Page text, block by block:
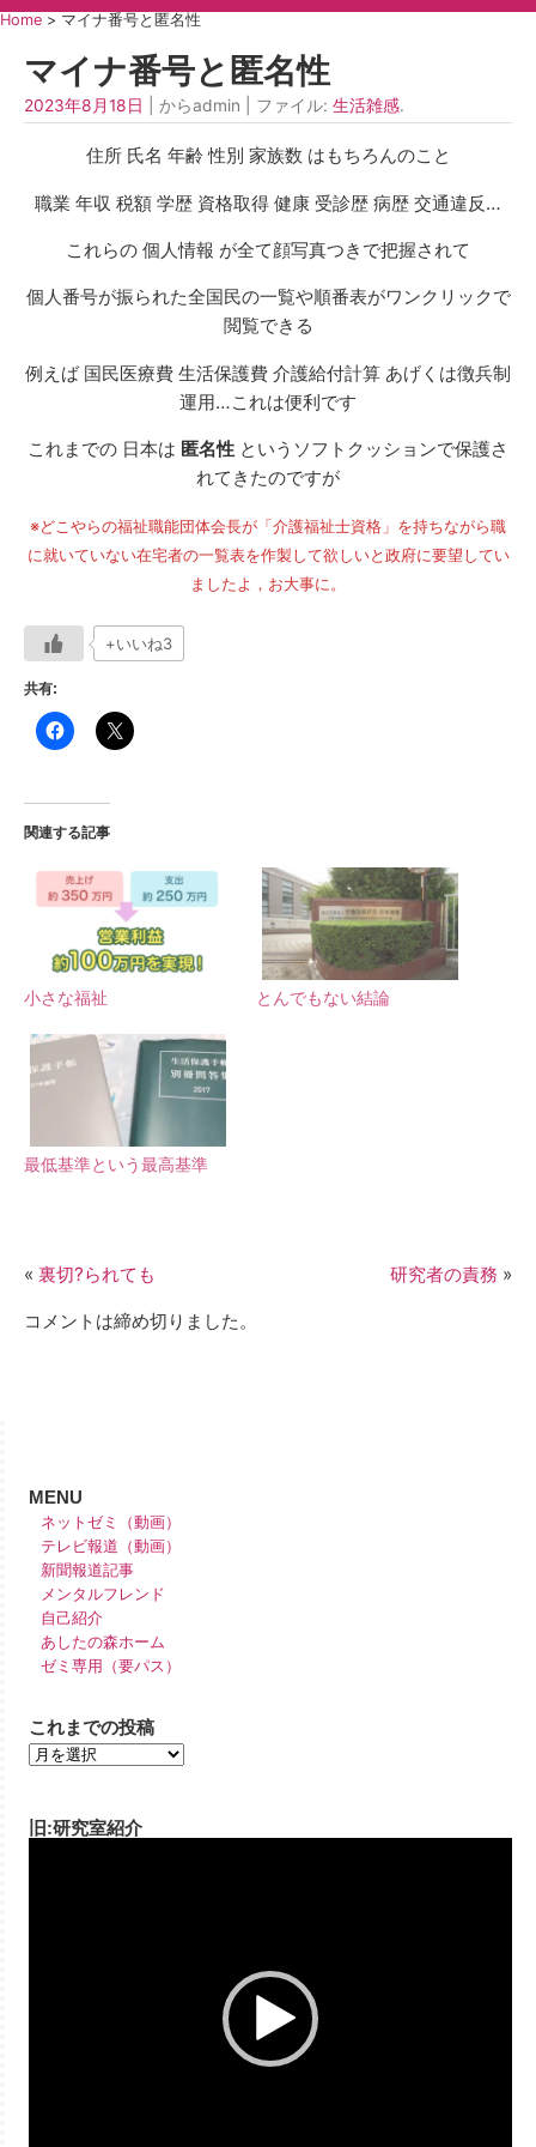
Home > マイナ番号と匿名性
マイナ番号と匿名性
2023年8月18日 | からadmin | ファイル: 生活雑感.
住所 氏名 年齢 性別 家族数 はもちろんのこと
職業 年収 税額 学歴 資格取得 健康 受診歴 病歴 交通違反…
これらの 個人情報 が全て顔写真つきで把握されて
個人番号が振られた全国民の一覧や順番表がワンクリックで
閲覧できる
例えば 国民医療費 生活保護費 介護給付計算 あげくは徴兵制
運用…これは便利です
これまでの 日本は 匿名性 というソフトクッションで保護さ
れてきたのですが
※どこやらの福祉職能団体会長が「介護福祉士資格」を持ちながら職
に就いていない在宅者の一覧表を作製して欲しいと政府に要望してい
ましたよ，お大事に。
+いいね3
共有:
関連する記事
小さな福祉 とんでもない結論
最低基準という最高基準
« 裏切?られても 研究者の責務 »
コメントは締め切りました。
MENU
ネットゼミ（動画）
テレビ報道（動画）
新聞報道記事
メンタルフレンド
自己紹介
あしたの森ホーム
ゼミ専用（要パス）
これまでの投稿
旧:研究室紹介